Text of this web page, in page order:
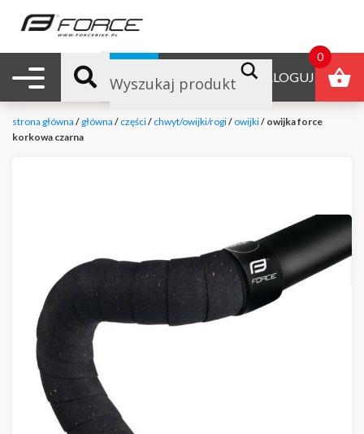
Nawigacja mobilna ZALOGUJ
B2B
strona główna / główna / części/ chwyt/owijki/rogi/ owijki/ owijka force
korkowa czarna
0